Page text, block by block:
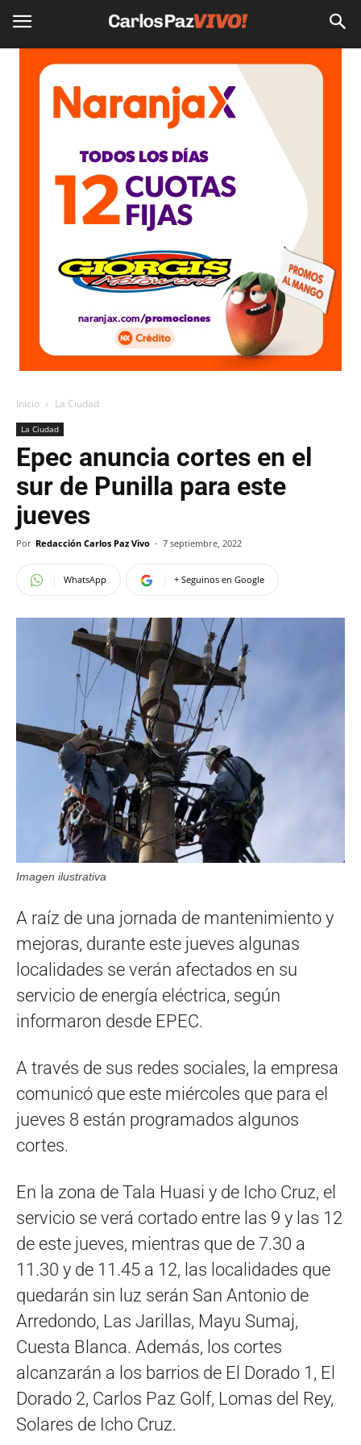
Inicio La Ciudad
La Ciudad
Epec anuncia cortes en el
sur de Punilla para este
jueves
Por Redacción Carlos Paz Vivo - 7 septiembre, 2022
WhatsApp + Seguinos en Google
Imagen ilustrativa
A raíz de una jornada de mantenimiento y
mejoras, durante este jueves algunas
localidades se verán afectados en su
servicio de energía eléctrica, según
informaron desde EPEC.
A través de sus redes sociales, la empresa
comunicó que este miércoles que para el
jueves 8 están programados algunos
cortes.
En la zona de Tala Huasi y de Icho Cruz, el
servicio se verá cortado entre las 9 y las 12
de este jueves, mientras que de 7.30 a
11.30 y de 11.45 a 12, las localidades que
quedarán sin luz serán San Antonio de
Arredondo, Las Jarillas, Mayu Sumaj,
Cuesta Blanca. Además, los cortes
alcanzarán a los barrios de El Dorado 1, El
Dorado 2, Carlos Paz Golf, Lomas del Rey,
Solares de Icho Cruz.